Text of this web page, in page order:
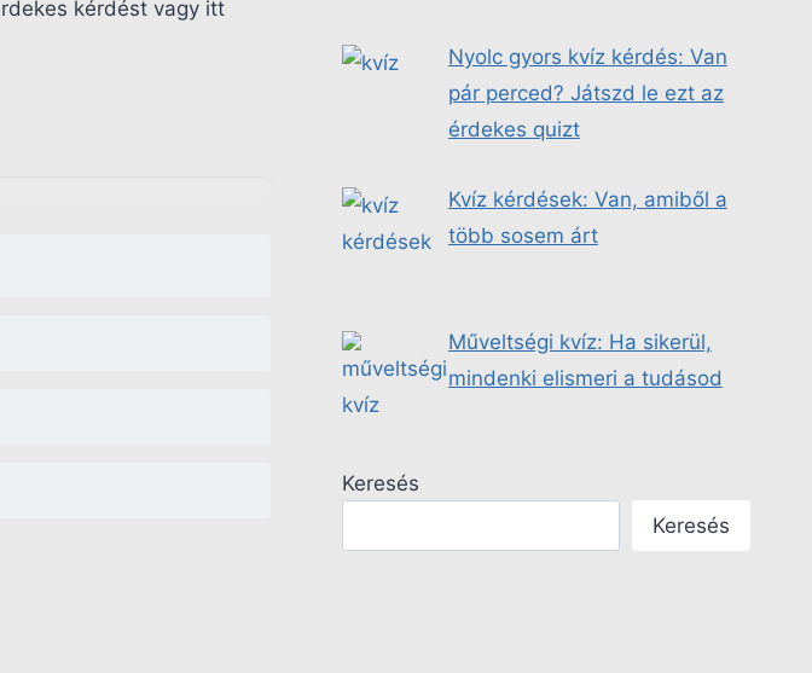
kérdést vagy itt
Nyolc gyors kvíz kérdés: Van
pár perced? Játszd le ezt az
érdekes quizt
Kvíz kérdések: Van, amiből a
több sosem árt
Műveltségi kvíz: Ha sikerül,
mindenki elismeri a tudásod
Keresés
Keresés